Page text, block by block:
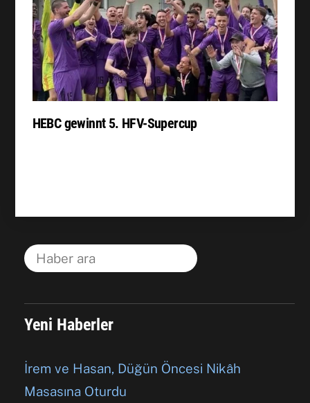
HEBC gewinnt 5. HFV-Supercup
Yeni Haberler
İrem ve Hasan, Düğün Öncesi Nikâh
Masasına Oturdu